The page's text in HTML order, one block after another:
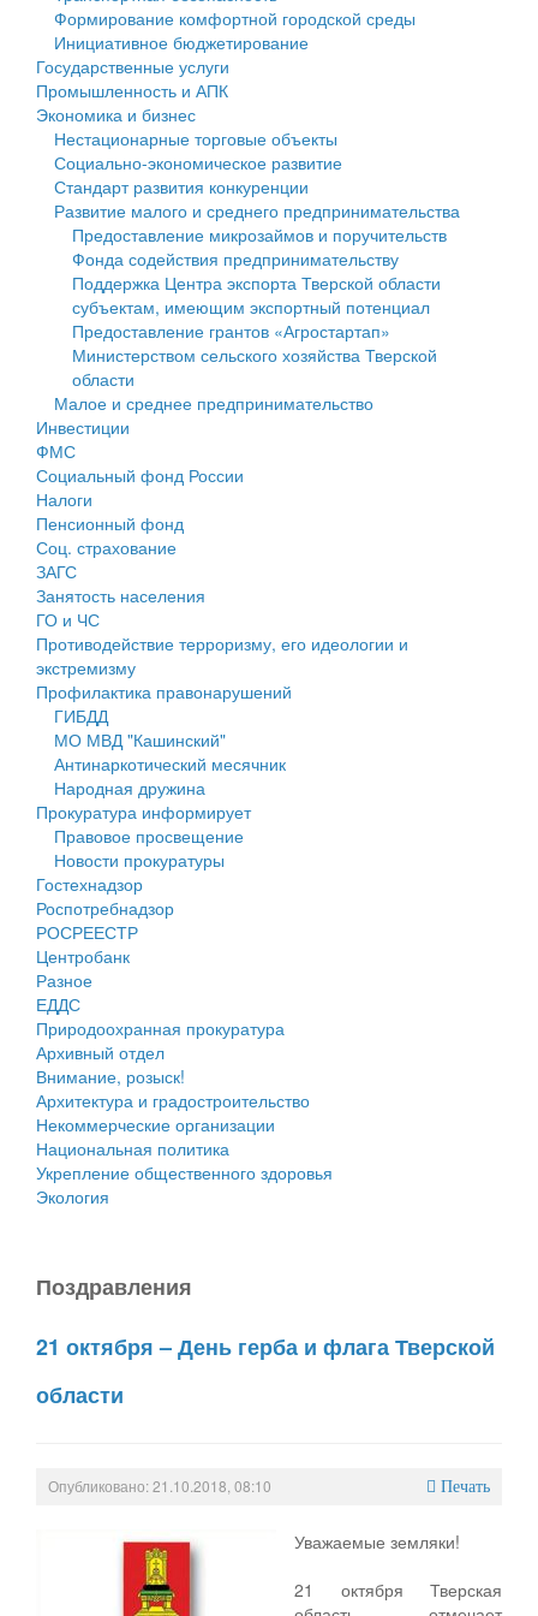
Государственные услуги
Промышленность и АПК
Экономика и бизнес
Символика
Устав
Гостям округа
Туризм
Культура
Образование
Здравоохранение
Социальная защита
Фотоальбом
муниципального округа Тверской области
Администрация Кашинского муниципального округа
Тверской области
Управление сельскими территориями
Открытые данные
Работа с обращениями граждан
Муниципальный контроль
Муниципальные услуги
Проекты административных регламентов
Антимонопольный комплаенс
Противодействие коррупции
Финансовое управление
Бюджет для граждан
Имущество
Выявление правообладателей ранее учтенных
объектов недвижимости
Имущественная поддержка субъектов малого и
среднего предпринимательства
Информационная поддержка субъектов малого и
среднего предпринимательства
Муниципальные программы
Контрольно-счетная палата
Персональные данные
Оценка регулирующего воздействия
Деятельность МУ
Нормативы градостроительного проектирования
Правила землепользования и застройки
Генеральные планы
Проекты планировки территории
Собрание депутатов
Городское поселение
Сельские поселения
Формирование комфортной городской среды
Инициативное бюджетирование
Государственные услуги
Промышленность и АПК
Экономика и бизнес
Нестационарные торговые объекты
Социально-экономическое развитие
Стандарт развития конкуренции
Развитие малого и среднего предпринимательства
Предоставление микрозаймов и поручительств
Фонда содействия предпринимательству
Поддержка Центра экспорта Тверской области
субъектам, имеющим экспортный потенциал
Предоставление грантов «Агростартап»
Министерством сельского хозяйства Тверской
области
Малое и среднее предпринимательство
Инвестиции
ФМС
Социальный фонд России
Налоги
Пенсионный фонд
Соц. страхование
ЗАГС
Занятость населения
ГО и ЧС
Противодействие терроризму, его идеологии и
экстремизму
Профилактика правонарушений
ГИБДД
МО МВД "Кашинский"
Антинаркотический месячник
Народная дружина
Прокуратура информирует
Правовое просвещение
Новости прокуратуры
Гостехнадзор
Роспотребнадзор
РОСРЕЕСТР
Центробанк
Разное
ЕДДС
Природоохранная прокуратура
Архивный отдел
Внимание, розыск!
Архитектура и градостроительство
Некоммерческие организации
Национальная политика
Укрепление общественного здоровья
Экология
Поздравления
21 октября – День герба и флага Тверской
области
Опубликовано: 21.10.2018, 08:10 Печать
Уважаемые земляки!
21 октября Тверская